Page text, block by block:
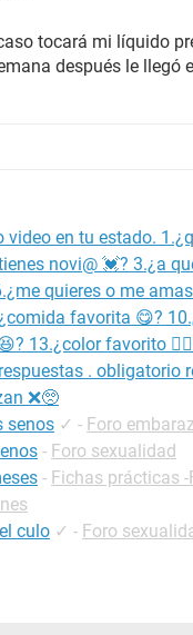
tocará mi líquido
después le llegó
en tu estado.
novi@ 💓? 3.¿a
quieres o me
favorita 😋?
13.¿color favorito
. obligatorio
❌🥺
senos ✓ - Foro
- Foro sexualidad
- Fichas prácticas
culo ✓ - Foro